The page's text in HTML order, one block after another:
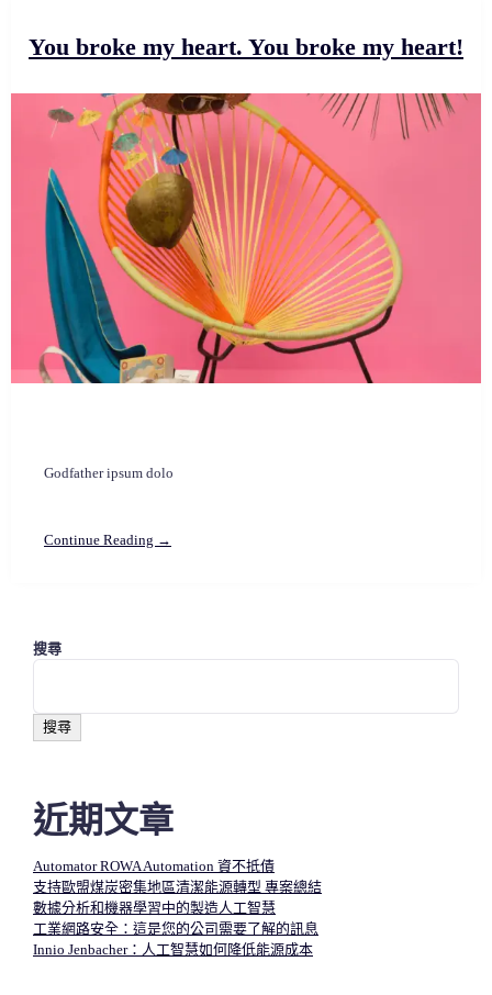
You broke my heart. You broke my heart!
Godfather ipsum dolo
Continue Reading →
搜尋
搜尋
近期文章
Automator ROWA Automation 資不抵債
支持歐盟煤炭密集地區清潔能源轉型 專案總結
數據分析和機器學習中的製造人工智慧​
工業網路安全：這是您的公司需要了解的訊息
Innio Jenbacher：人工智慧如何降低能源成本